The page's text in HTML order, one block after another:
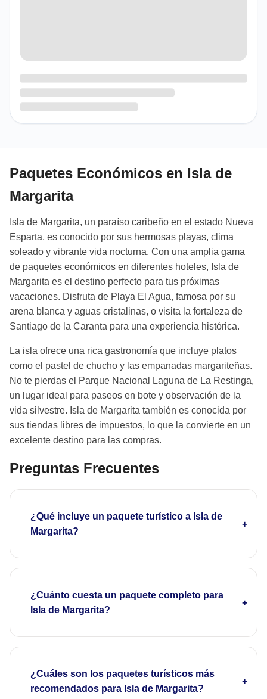
Paquetes Económicos en Isla de
Margarita
Isla de Margarita, un paraíso caribeño en el estado Nueva
Esparta, es conocido por sus hermosas playas, clima
soleado y vibrante vida nocturna. Con una amplia gama
de paquetes económicos en diferentes hoteles, Isla de
Margarita es el destino perfecto para tus próximas
vacaciones. Disfruta de Playa El Agua, famosa por su
arena blanca y aguas cristalinas, o visita la fortaleza de
Santiago de la Caranta para una experiencia histórica.
La isla ofrece una rica gastronomía que incluye platos
como el pastel de chucho y las empanadas margariteñas.
No te pierdas el Parque Nacional Laguna de La Restinga,
un lugar ideal para paseos en bote y observación de la
vida silvestre. Isla de Margarita también es conocida por
sus tiendas libres de impuestos, lo que la convierte en un
excelente destino para las compras.
Preguntas Frecuentes
¿Qué incluye un paquete turístico a Isla de
Margarita?
¿Cuánto cuesta un paquete completo para
Isla de Margarita?
¿Cuáles son los paquetes turísticos más
recomendados para Isla de Margarita?